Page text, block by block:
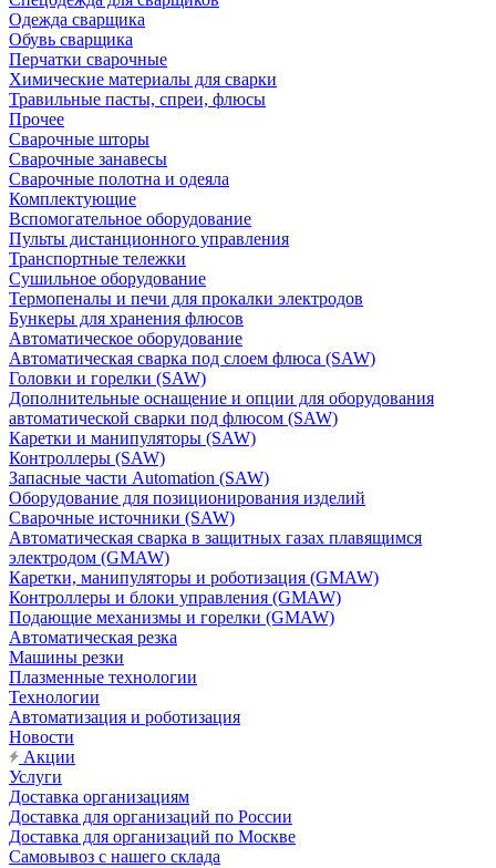
Одежда сварщика
Обувь сварщика
Перчатки сварочные
Химические материалы для сварки
Травильные пасты, спреи, флюсы
Прочее
Сварочные шторы
Сварочные занавесы
Сварочные полотна и одеяла
Комплектующие
Вспомогательное оборудование
Пульты дистанционного управления
Транспортные тележки
Сушильное оборудование
Термопеналы и печи для прокалки электродов
Бункеры для хранения флюсов
Автоматическое оборудование
Автоматическая сварка под слоем флюса (SAW)
Головки и горелки (SAW)
Дополнительные оснащение и опции для оборудования
автоматической сварки под флюсом (SAW)
Каретки и манипуляторы (SAW)
Контроллеры (SAW)
Запасные части Automation (SAW)
Оборудование для позиционирования изделий
Сварочные источники (SAW)
Автоматическая сварка в защитных газах плавящимся
электродом (GMAW)
Каретки, манипуляторы и роботизация (GMAW)
Контроллеры и блоки управления (GMAW)
Подающие механизмы и горелки (GMAW)
Автоматическая резка
Машины резки
Плазменные технологии
Технологии
Автоматизация и роботизация
Новости
Акции
Услуги
Доставка организациям
Доставка для организаций по России
Доставка для организаций по Москве
Самовывоз с нашего склада